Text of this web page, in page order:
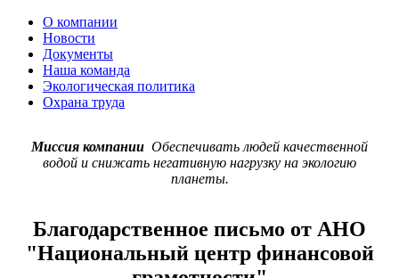
О компании
Новости
Документы
Наша команда
Экологическая политика
Охрана труда
Миссия компании Обеспечивать людей качественной
водой и снижать негативную нагрузку на экологию
планеты.
Благодарственное письмо от АНО
"Национальный центр финансовой